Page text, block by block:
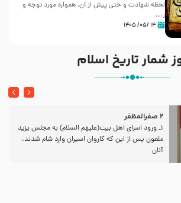
لحظه شهادت و حتی پیش از آن، همواره مورد توجه و
ز...
۱۴ /۰۵/ ۱۴۰۵
شمار تاریخ اسلام
2 صفرالمظفر
1ـ ورود اسراى اهل بیت‌(علیهم السلام) به مجلس یزید
ملعون پس از این كه كاروان اسیران وارد شام شدند،
آنان